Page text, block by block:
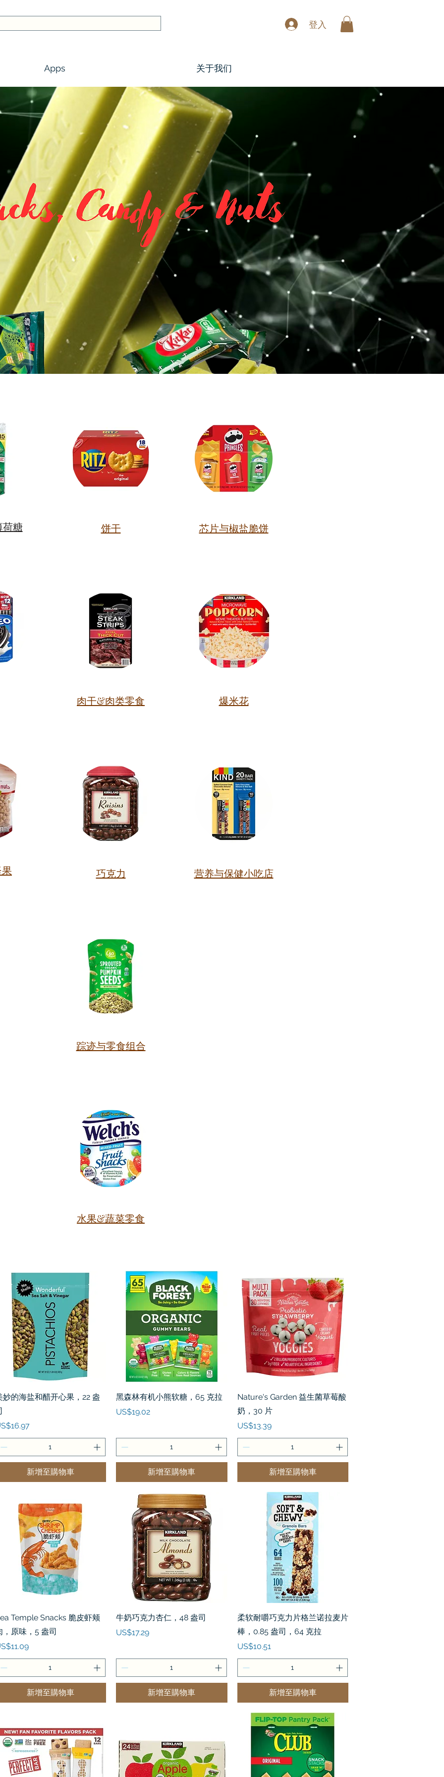
登入
Apps 关于我们
荷糖 饼干
肉干&肉类零食
巧克力
芯片与椒盐脆饼
爆米花
营养与保健小吃店
踪迹与零食组合
水果&蔬菜零食
快速瀏覽
妙的海盐和醋开心果，22 盎
格
新增至購物車
快速瀏覽
黑森林有机小熊软糖，65 克拉
價格
US$19.02
新增至購物車
快速瀏覽
Nature's Garden 益生菌草莓酸
奶，30 片
價格
US$13.39
新增至購物車
快速瀏覽
Temple Snacks 脆皮虾颊
，原味，5 盎司
格
新增至購物車
快速瀏覽
牛奶巧克力杏仁，48 盎司
價格
US$17.29
新增至購物車
快速瀏覽
柔软耐嚼巧克力片格兰诺拉麦片
棒，0.85 盎司，64 克拉
價格
US$10.51
新增至購物車